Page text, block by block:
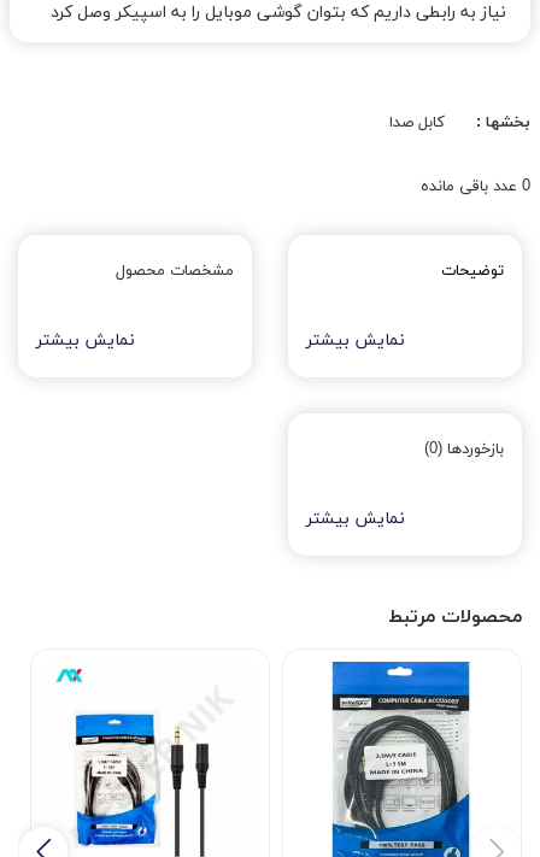
نیاز به رابطی داریم که بتوان گوشی موبایل را به اسپیکر وصل کرد
بخشها : کابل صدا
0 عدد باقی مانده
توضیحات
نمایش بیشتر
مشخصات محصول
نمایش بیشتر
بازخوردها (0)
نمایش بیشتر
محصولات مرتبط